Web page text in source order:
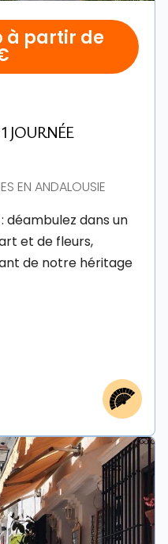
à partir de
JOURNÉE
EN ANDALOUSIE
déambulez dans un
et de fleurs,
de notre héritage